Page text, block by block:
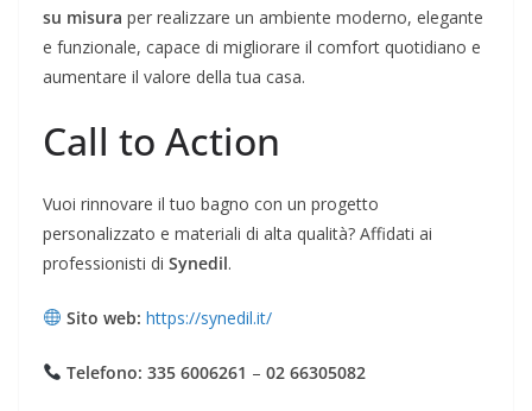
su misura per realizzare un ambiente moderno, elegante
e funzionale, capace di migliorare il comfort quotidiano e
aumentare il valore della tua casa.
Call to Action
Vuoi rinnovare il tuo bagno con un progetto
personalizzato e materiali di alta qualità? Affidati ai
professionisti di Synedil.
Sito web: https://synedil.it/
Telefono: 335 6006261 – 02 66305082